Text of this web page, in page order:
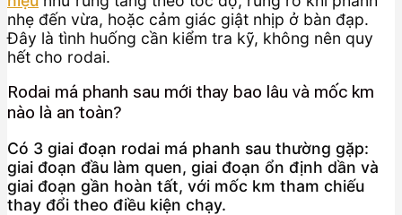
nhẹ đến vừa, hoặc cảm giác giật nhịp ở bàn đạp.
Đây là tình huống cần kiểm tra kỹ, không nên quy
hết cho rodai.
Rodai má phanh sau mới thay bao lâu và mốc km
nào là an toàn?
Có 3 giai đoạn rodai má phanh sau thường gặp:
giai đoạn đầu làm quen, giai đoạn ổn định dần và
giai đoạn gần hoàn tất, với mốc km tham chiếu
thay đổi theo điều kiện chạy.